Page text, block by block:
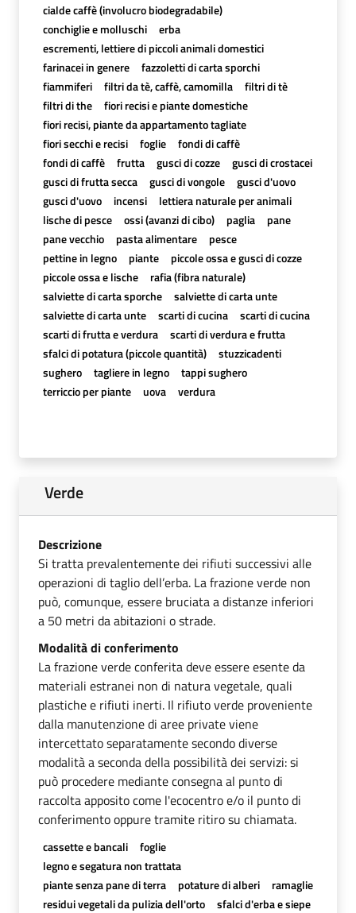
cialde caffè (involucro biodegradabile)
conchiglie e molluschi
erba
escrementi, lettiere di piccoli animali domestici
farinacei in genere
fazzoletti di carta sporchi
fiammiferi
filtri da tè, caffè, camomilla
filtri di tè
filtri di the
fiori recisi e piante domestiche
fiori recisi, piante da appartamento tagliate
fiori secchi e recisi
foglie
fondi di caffè
fondi di caffè
frutta gusci di cozze
gusci di crostacei
gusci di frutta secca
gusci di vongole
gusci d'uovo
gusci d'uovo
incensi
lettiera naturale per animali
lische di pesce
ossi (avanzi di cibo) paglia
pane
pane vecchio
pasta alimentare
pesce
pettine in legno
piante
piccole ossa e gusci di cozze
piccole ossa e lische
rafia (fibra naturale)
salviette di carta sporche
salviette di carta unte
salviette di carta unte
scarti di cucina
scarti di cucina
scarti di frutta e verdura
scarti di verdura e frutta
sfalci di potatura (piccole quantità)
stuzzicadenti
sughero
tagliere in legno
tappi sughero
terriccio per piante
uova verdura
Verde
Descrizione
Si tratta prevalentemente dei rifiuti successivi alle
operazioni di taglio dell’erba. La frazione verde non
può, comunque, essere bruciata a distanze inferiori
a 50 metri da abitazioni o strade.
Modalità di conferimento
La frazione verde conferita deve essere esente da
materiali estranei non di natura vegetale, quali
plastiche e rifiuti inerti. Il rifiuto verde proveniente
dalla manutenzione di aree private viene
intercettato separatamente secondo diverse
modalità a seconda della possibilità dei servizi: si
può procedere mediante consegna al punto di
raccolta apposito come l'ecocentro e/o il punto di
conferimento oppure tramite ritiro su chiamata.
cassette e bancali
foglie
legno e segatura non trattata
piante senza pane di terra
potature di alberi
ramaglie
residui vegetali da pulizia dell'orto
sfalci d'erba e siepe